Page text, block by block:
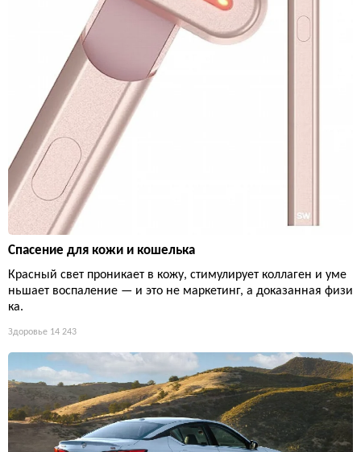
Спасение для кожи и кошелька
Красный свет проникает в кожу, стимулирует коллаген и уме
ньшает воспаление — и это не маркетинг, а доказанная физи
ка.
Здоровье 14 243